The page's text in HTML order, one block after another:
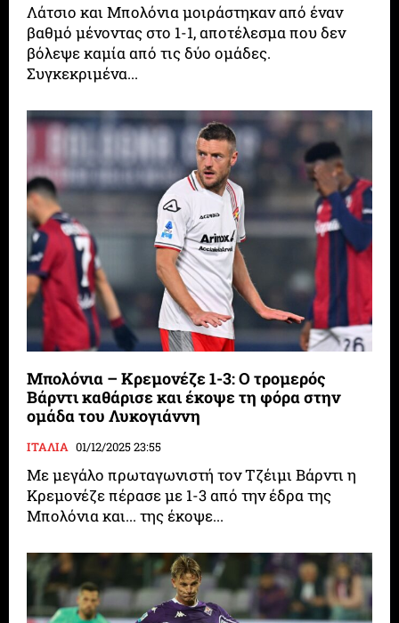
Λάτσιο και Μπολόνια μοιράστηκαν από έναν
βαθμό μένοντας στο 1-1, αποτέλεσμα που δεν
βόλεψε καμία από τις δύο ομάδες.
Συγκεκριμένα...
Μπολόνια – Κρεμονέζε 1-3: Ο τρομερός
Βάρντι καθάρισε και έκοψε τη φόρα στην
ομάδα του Λυκογιάννη
ΙΤΑΛΙΑ 01/12/2025 23:55
Με μεγάλο πρωταγωνιστή τον Τζέιμι Βάρντι η
Κρεμονέζε πέρασε με 1-3 από την έδρα της
Μπολόνια και... της έκοψε...